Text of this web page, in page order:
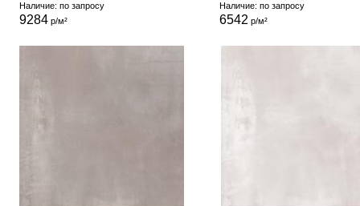
Наличие: по запросу
9284р/м²
Наличие: по запросу
6542 р/м²